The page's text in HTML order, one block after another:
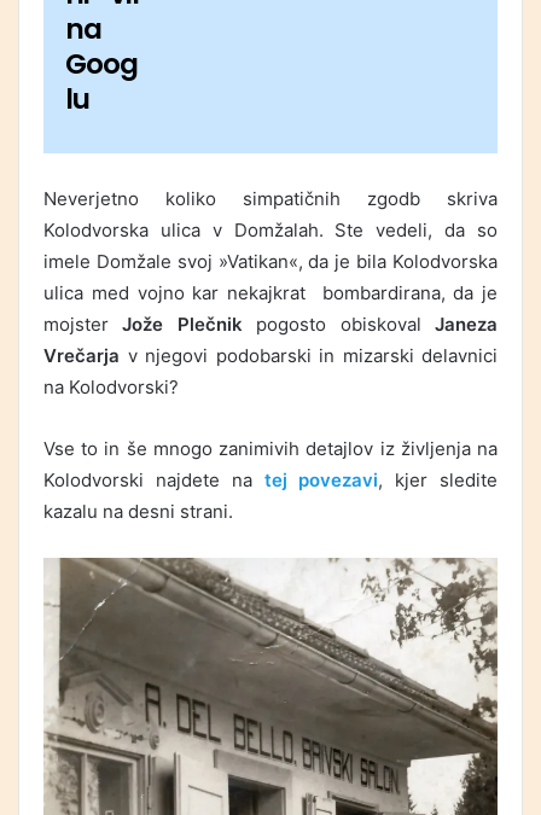
na
Goog
lu
Neverjetno koliko simpatičnih zgodb skriva
Kolodvorska ulica v Domžalah. Ste vedeli, da so
imele Domžale svoj »Vatikan«, da je bila Kolodvorska
ulica med vojno kar nekajkrat bombardirana, da je
mojsterJože Plečnikpogosto obiskovalJaneza
Vrečarja v njegovi podobarski in mizarski delavnici
na Kolodvorski?
Vse to in še mnogo zanimivih detajlov iz življenja na
Kolodvorski najdete na tej povezavi, kjer sledite
kazalu na desni strani.